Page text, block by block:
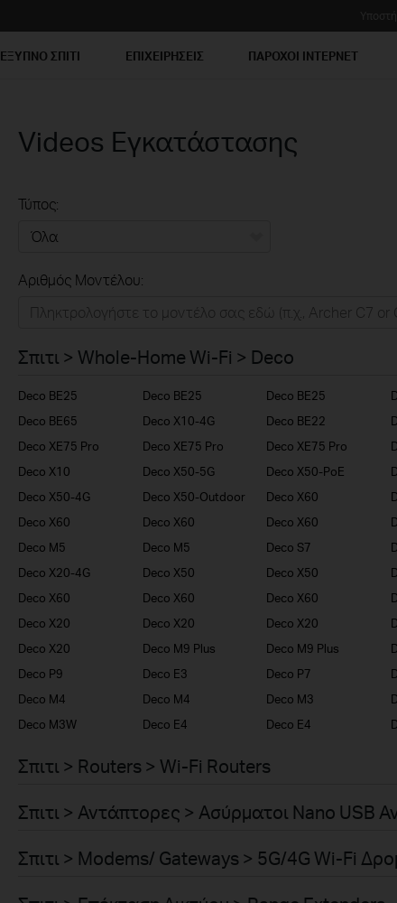
ΕΞΥΠΝΟ ΣΠΙΤΙ ΕΠΙΧΕΙΡΗΣΕΙΣ ΠΑΡΟΧΟΙ ΙΝΤΕΡΝΕΤ
Videos Εγκατάστασης
Τύπος:
Επιχειρησεις
Παροχοι Ιντερνετ
Αριθμός Μοντέλου:
Σπιτι > Whole-Home Wi-Fi > Deco
Deco BE25 Deco BE25 Deco BE25
Deco BE65
Deco X10-4G Deco BE22
Deco XE75 Pro
Deco XE75 Pro Deco XE75 Pro
Deco X10
Deco X50-5G Deco X50-PoE
Deco X50-4G
Deco X50-Outdoor Deco X60
Deco X60
Deco X60 Deco X60
Deco M5
Deco M5 Deco S7
Deco X20-4G
Deco X50 Deco X50
Deco X60
Deco X60 Deco X60
Deco X20
Deco X20 Deco X20
Deco X20
Deco M9 Plus Deco M9 Plus
Deco P9
Deco E3 Deco P7
Deco M4
Deco M4 Deco M3
Deco M3W
Deco E4 Deco E4
Σπιτι > Routers > Wi-Fi Routers
Σπιτι > Αντάπτορες > Ασύρματοι Nano USB
Σπιτι > Modems/ Gateways > 5G/4G Wi-Fi